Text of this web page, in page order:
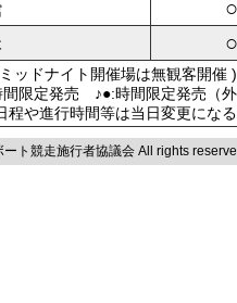
○
○
ッドナイト開催場は無観客
間限定発売 ♪●:時間限定発売
程や進行時間等は当日変更にな
ト競走施行者協議会 All rights